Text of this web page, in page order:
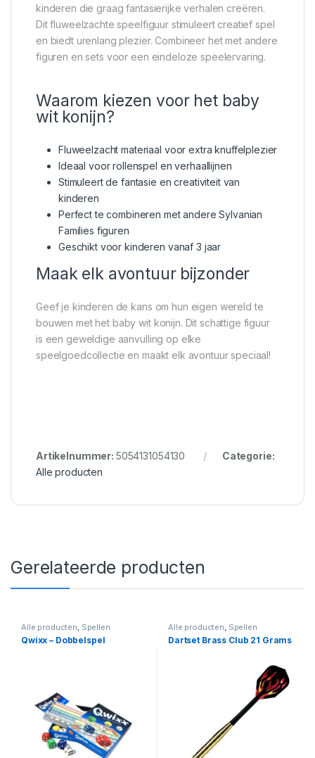
kinderen die graag fantasierijke verhalen creëren.
Dit fluweelzachte speelfiguur stimuleert creatief spel
en biedt urenlang plezier. Combineer het met andere
figuren en sets voor een eindeloze speelervaring.
Waarom kiezen voor het baby
wit konijn?
Fluweelzacht materiaal voor extra knuffelplezier
Ideaal voor rollenspel en verhaallijnen
Stimuleert de fantasie en creativiteit van
kinderen
Perfect te combineren met andere Sylvanian
Families figuren
Geschikt voor kinderen vanaf 3 jaar
Maak elk avontuur bijzonder
Geef je kinderen de kans om hun eigen wereld te
bouwen met het baby wit konijn. Dit schattige figuur
is een geweldige aanvulling op elke
speelgoedcollectie en maakt elk avontuur speciaal!
Artikelnummer: 5054131054130
Categorie:
Alle producten
Gerelateerde producten
Alle producten, Spellen
Qwixx – Dobbelspel
Alle producten, Spellen
Dartset Brass Club 21 Grams